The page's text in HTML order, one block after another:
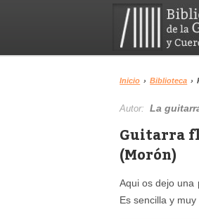
Inicio › Biblioteca ›
Autor:La
Guitarra
(Morón)
Aqui os dejo una
Es sencilla y